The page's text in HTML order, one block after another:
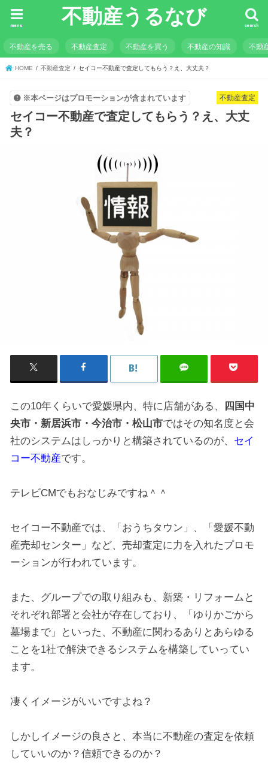
不動産うるなび search
menu
不動産を売る 不動産査定 不動産を買う 不動産の知識 不動
HOME 不動産査定 セイコー不動産で査定してもらう？え、大丈夫？
不動産査定
※本ページはプロモーションが含まれています
セイコー不動産で査定してもらう？え、大丈
夫？
この10年くらいで愛媛県内、特に店舗がある、
四国中
央市・新居浜市・今治市・松山市ではその知名度と会
社のシステムはしっかりと構築されているのが、 セイ
コー不動産です。
テレビCMでもおなじみですね＾＾
セイコー不動産では、「おうちタウン」、「愛媛不動
産売却センター」など、売却査定に力を入れたプロモ
ーションが行われています。
また、グループでの取り組みも、新築・リフォームと
それぞれ部署と会社が存在しており、「ゆりかごから
墓場まで」といった、不動産に関わるありとあらゆる
ことを1社で解決できるシステムを構築していってい
ます。
凄くイメージがいいですよね？
しかしイメージの良さと、本当に不動産の査定を依頼
していいのか？信頼できるのか？